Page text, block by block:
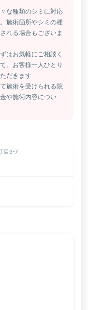
な種類のシミに対応
施術箇所やシミの種
れる場合もございま
はお気軽にご相談く
、お客様一人ひとり
だきます
施術を受けられる院
や施術内容につい
目9-7